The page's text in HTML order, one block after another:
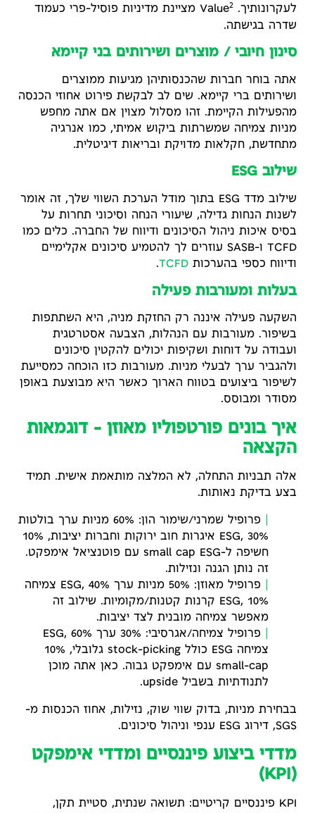
לעקרונותיך. Value 2
מציינת מדיניות פוסיל-פרי כעמוד
שדרה בגישתה.
סינון חיובי / מוצרים ושירותים בני קיימא
אתה בוחר חברות שהכנסותיהן מגיעות ממוצרים
ושירותים ברי קיימא. שים לב לבקשת פירוט אחוזי הכנסה
מהפעילות הקיימת. זהו מסלול מצוין אם אתה מחפש
מניות צמיחה שמשרתות ביקוש אמיתי, כמו אנרגיה
מתחדשת, חקלאות מדויקת ובריאות דיגיטלית.
שילוב ESG
שילוב מדד ESG בתוך מודל הערכת השווי שלך, זה אומר
לשנות הנחות גדילה, שיעורי הנחה וסיכוני תחרות על
בסיס איכות ניהול הסיכונים ודיווח של החברה. כלים כמו
TCFD ו-SASB עוזרים לך להטמיע סיכונים אקלימיים
ודיווח כספי בהערכות TCFD
.
בעלות ומעורבות פעילה
השקעה פעילה איננה רק החזקת מניה, היא השתתפות
בשיפור. מעורבות עם הנהלות, הצבעה אסטרטגית
ועבודה על דוחות ושקיפות יכולים להקטין סיכונים
ולהגביר ערך לבעלי מניות. מעורבות כזו הוכחה כמסייעת
לשיפור ביצועים בטווח הארוך כאשר היא מבוצעת באופן
מסודר ומבוסס.
איך בונים פורטפוליו מאוזן – דוגמאות
הקצאה
אלה תבניות התחלה, לא המלצה מותאמת אישית. תמיד
בצע בדיקת נאותות.
פרופיל שמרני/שימור הון: 60% מניות ערך בולטות
ESG, 30% איגרות חוב ירוקות וחברות יציבות, 10%
חשיפה ל-small cap ESG עם פוטנציאל אימפקט.
זה נותן הגנה ונזילות.
פרופיל מאוזן: 50% מניות ערך ESG, 40% צמיחה
ESG, 10% קרנות קטנות/מקומיות. שילוב זה
מאפשר צמיחה מובנית לצד יציבות.
פרופיל צמיחה/אגרסיבי: 30% ערך ESG, 60%
צמיחה ESG כולל stock-picking גלובלי, 10%
small-cap עם אימפקט גבוה. כאן אתה מוכן
לתנודתיות בשביל upside.
בבחירת מניות, בדוק שווי שוק, נזילות, אחוז הכנסות מ-
SGS, דירוג ESG ענפי וניהול סיכונים.
מדדי ביצוע פיננסיים ומדדי אימפקט
(KPI)
KPI פיננסיים קריטיים: תשואה שנתית, סטיית תקן,